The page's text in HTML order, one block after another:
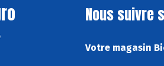
Nous suivre
Votre magasin